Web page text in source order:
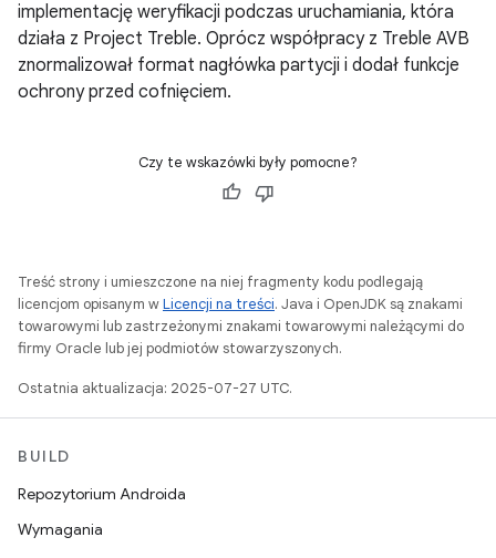
implementację weryfikacji podczas uruchamiania, która
działa z Project Treble. Oprócz współpracy z Treble AVB
znormalizował format nagłówka partycji i dodał funkcje
ochrony przed cofnięciem.
Czy te wskazówki były pomocne?
Treść strony i umieszczone na niej fragmenty kodu podlegają
licencjom opisanym wLicencji na treści. Java i OpenJDK są znakami
towarowymi lub zastrzeżonymi znakami towarowymi należącymi do
firmy Oracle lub jej podmiotów stowarzyszonych.
Ostatnia aktualizacja: 2025-07-27 UTC.
BUILD
Repozytorium Androida
Wymagania